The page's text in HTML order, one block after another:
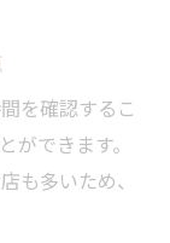
を確認するこ
ができます。
も多いため、